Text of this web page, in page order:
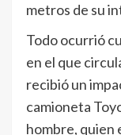
metros de su
Todo ocurrió
en el que
recibió un
camioneta
hombre, quien